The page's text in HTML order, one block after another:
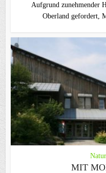
Aufgrund zunehmender
Oberland gefordert,
MIT